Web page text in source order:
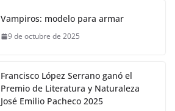
Vampiros: modelo para armar
9 de octubre de 2025
Francisco López Serrano ganó el
Premio de Literatura y Naturaleza
José Emilio Pacheco 2025